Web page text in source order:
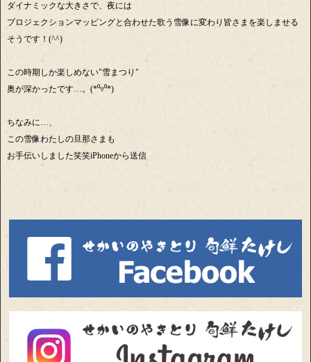
ダイナミックな大きさで、夜には
プロジェクションマッピングと合わせた歌う雪像に変わり皆さまを楽しませる
そうです！(^^)
この時期しか楽しめない"雪まつり"
奥が深かったです…。(*⁰▿⁰*)
ちなみに…、
この雪像わたしの旦那さまも
お手伝いしました笑笑iPhoneから送信